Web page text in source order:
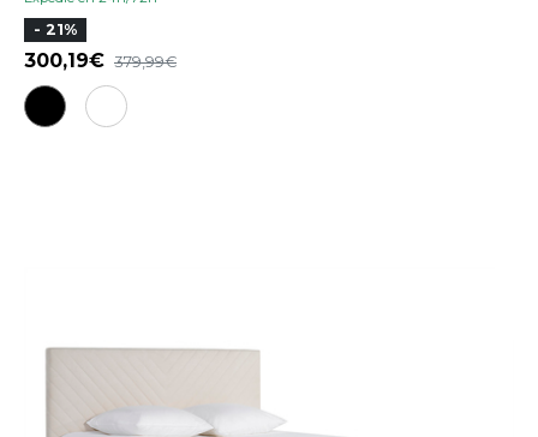
- 21%
300,19 379,99